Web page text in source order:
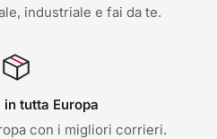
industriale e fai da te.
tutta Europa
con i migliori corrieri.